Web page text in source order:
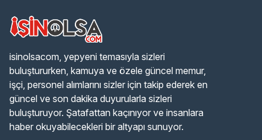
isinolsacom, yepyeni temasıyla sizleri
buluştururken, kamuya ve özele güncel memur,
işçi, personel alımlarını sizler için takip ederek en
güncel ve son dakika duyurularla sizleri
buluşturuyor. Şatafattan kaçınıyor ve insanlara
haber okuyabilecekleri bir altyapı sunuyor.